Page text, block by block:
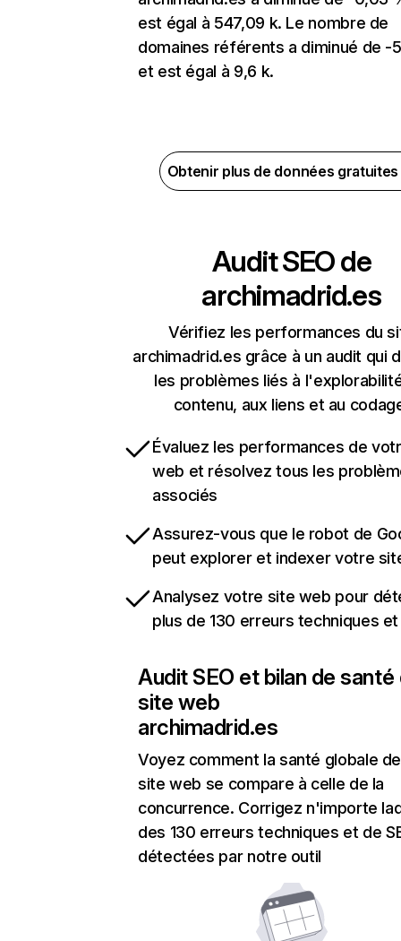
est égal à 547,09 k. Le nombre de
domaines référents a diminué de -
et est égal à 9,6 k.
Obtenir plus de données
Audit SEO de
archimadrid.es
Vérifiez les performances du
archimadrid.es grâce à un audit qui
les problèmes liés à
contenu, aux liens et au
Évaluez les performances de
web et résolvez tous les
associés
Assurez-vous que le robot de
peut explorer et indexer votre
Analysez votre site web pour
plus de 130 erreurs techniques et
Audit SEO et bilan de santé
site web
archimadrid.es
Voyez comment la santé globale
site web se compare à celle de la
concurrence. Corrigez n'importe
des 130 erreurs techniques et de
détectées par notre outil